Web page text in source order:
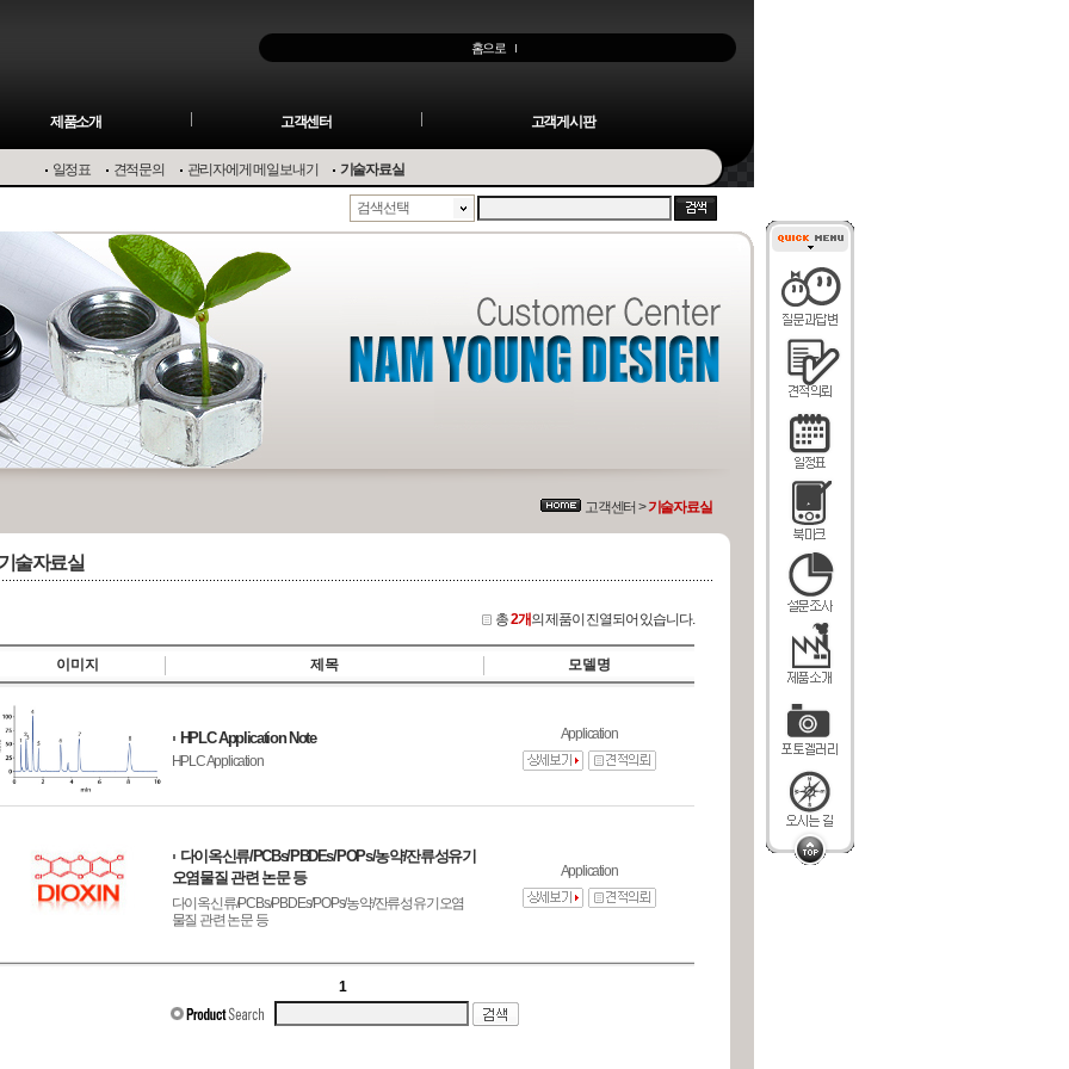
홈으로
제품소개 고객센터 고객게시판
일정표 견적문의 관리자에게 메일보내기 기술자료실
검색선택
고객센터 >기술자료실
술자료실
총2개의 제품이 진열되어 있습니다.
이미지 제목 모델명
HPLC Application Note
HPLC Application
Application
다이옥신류/PCBs/PBDEs/POPs/농약/잔류성유기
오염물질 관련 논문 등
다이옥신류/PCBs/PBDEs/POPs/농약/잔류성유기오염
물질 관련 논문 등
Application
1